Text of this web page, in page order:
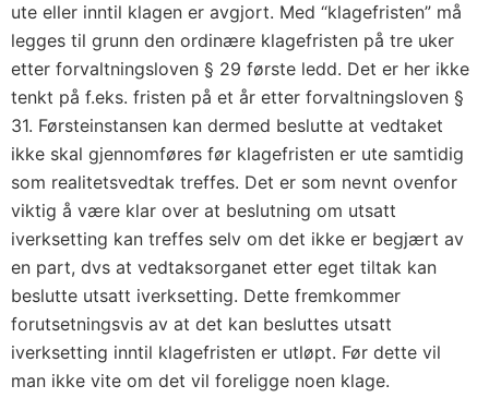
ute eller inntil klagen er avgjort. Med “klagefristen” må
legges til grunn den ordinære klagefristen på tre uker
etter forvaltningsloven § 29 første ledd. Det er her ikke
tenkt på f.eks. fristen på et år etter forvaltningsloven §
31. Førsteinstansen kan dermed beslutte at vedtaket
ikke skal gjennomføres før klagefristen er ute samtidig
som realitetsvedtak treffes. Det er som nevnt ovenfor
viktig å være klar over at beslutning om utsatt
iverksetting kan treffes selv om det ikke er begjært av
en part, dvs at vedtaksorganet etter eget tiltak kan
beslutte utsatt iverksetting. Dette fremkommer
forutsetningsvis av at det kan besluttes utsatt
iverksetting inntil klagefristen er utløpt. Før dette vil
man ikke vite om det vil foreligge noen klage.